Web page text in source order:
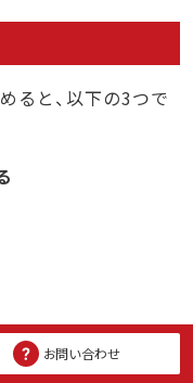
ると、以下の3つで
できる
窓口」をご利用いた
お問い合わせ